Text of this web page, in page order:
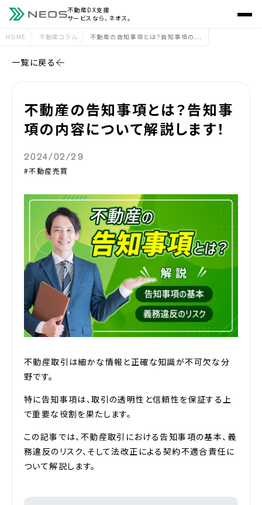
不動産DX支援
サービスなら、ネオス。
HOME 不動産コラム 不動産の告知事項とは？告知事項の...
一覧に戻る
不動産の告知事項とは？告知事
項の内容について解説します！
2024/02/29
#不動産売買
不動産取引は細かな情報と正確な知識が不可欠な分
野です。
特に告知事項は、取引の透明性と信頼性を保証する上
で重要な役割を果たします。
この記事では、不動産取引における告知事項の基本、義
務違反のリスク、そして法改正による契約不適合責任に
ついて解説します。